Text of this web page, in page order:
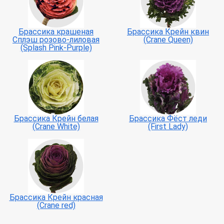
Брассика крашеная
Сплэш розово-лиловая
(Splash Pink-Purple)
Брассика Крейн квин
(Crane Queen)
Брассика Крейн белая
(Crane White)
Брассика Фёст леди
(First Lady)
Брассика Крейн красная
(Crane red)